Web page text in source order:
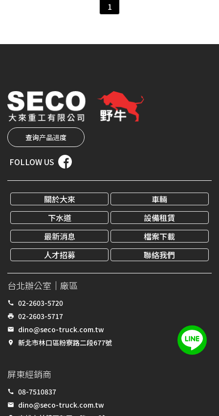
1
查询产品进度
FOLLOW US
關於大來
車輛
下水道
設備租賃
最新消息
檔案下載
人才招募
聯絡我們
台北辦公室｜廠區
call 02-2603-5720
print 02-2603-5717
email dino@seco-truck.com.tw
place 新北市林口區粉寮路二段677號
屏東經銷商
call 08-7510837
email dino@seco-truck.com.tw